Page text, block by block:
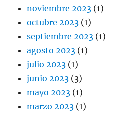
noviembre 2023 (1)
octubre 2023 (1)
septiembre 2023 (1)
agosto 2023 (1)
julio 2023 (1)
junio 2023 (3)
mayo 2023 (1)
marzo 2023 (1)